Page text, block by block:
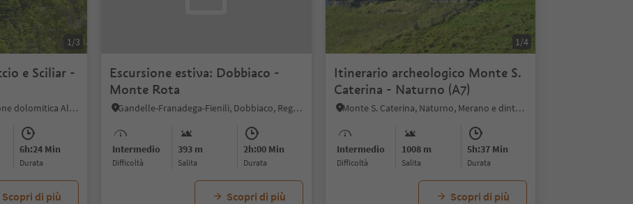
1/3
e Sciliar -
Tires, Fiè allo Sciliar, Regione dolomitica Alpe di Siusi
6h:24 Min
durata
Scopri di più
Escursione estiva: Dobbiaco -
Monte Rota
Gandelle-Franadega-Fienili, Dobbiaco, Regione dolomitica 3 Cime
Intermedio
Difficoltà
393 m
Salita
2h:00 Min
durata
Scopri di più
1/4
Itinerario archeologico Monte S.
Caterina - Naturno (A7)
Monte S. Caterina, Naturno, Merano e dintorni
Intermedio
Difficoltà
1008 m
Salita
5h:37 Min
durata
Scopri di più